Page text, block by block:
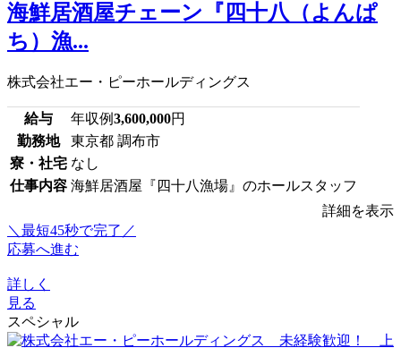
海鮮居酒屋チェーン『四十八（よんぱ
ち）漁...
株式会社エー・ピーホールディングス
給与 年収例3,600,000円
勤務地
東京都 調布市
寮・社宅 なし
仕事内容 海鮮居酒屋『四十八漁場』のホールスタッフ
詳細を表示
＼最短45秒で完了／
応募へ進む
詳しく
見る
スペシャル